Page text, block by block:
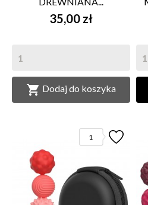
35,00 zł
 Dodaj do koszyka
1